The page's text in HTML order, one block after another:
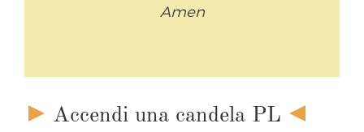
Amen
Accendi una candela PL